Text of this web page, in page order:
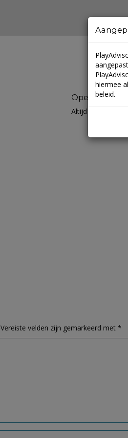
Openingstijden
Altijd open
Vereiste velden zijn gemarkeerd met *
hiermee
beleid.